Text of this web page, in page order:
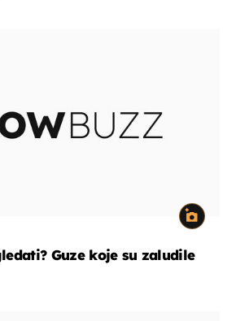
Guze koje su zaludile